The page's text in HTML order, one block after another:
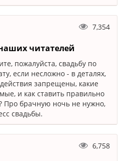
7,354
читателей
пожалуйста, свадьбу по
если несложно - в деталях,
запрещены, какие
и как ставить правильно
Про брачную ночь не нужно,
свадьбы.
6,758